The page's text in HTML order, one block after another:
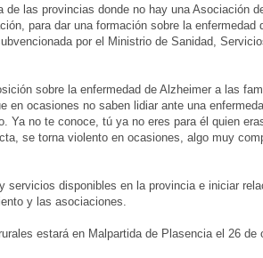
las provincias donde no hay una Asociación
para dar una formación sobre la enfermedad
por el Ministrio de Sanidad,
sobre la enfermedad de Alzheimer a las
en ocasiones no saben lidiar ante una
Ya no te conoce, tú ya no eres para él quien
se torna violento en ocasiones, algo muy
servicios disponibles en la provincia e iniciar
y las asociaciones.
estará en Malpartida de Plasencia el 26 de